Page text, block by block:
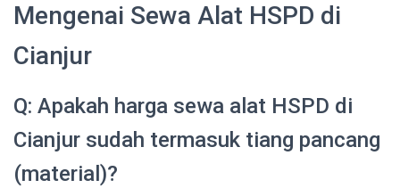
Mengenai Sewa Alat HSPD di
Cianjur
Q: Apakah harga sewa alat HSPD di
Cianjur sudah termasuk tiang pancang
(material)?